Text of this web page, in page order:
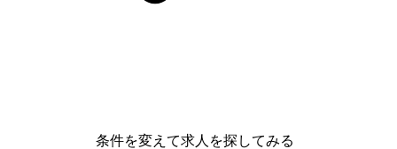
条件を変えて求人を探してみる